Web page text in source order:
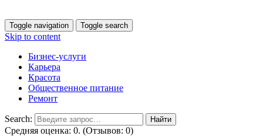
Toggle navigation Toggle search
Skip to content
Бизнес-услуги
Карьера
Красота
Общественное питание
Ремонт
Search:
Средняя оценка: 0. (Отзывов: 0)